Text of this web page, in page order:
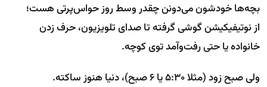
بچه‌ها خودشون می‌دونن چقدر وسط روز حواس‌پرتی هست؛
از نوتیفیکیشن گوشی گرفته تا صدای تلویزیون، حرف زدن
خانواده یا حتی رفت‌وآمد توی کوچه.
ولی صبح زود (مثلا ۵:۳۰ یا ۶ صبح)، دنیا هنوز ساکته.